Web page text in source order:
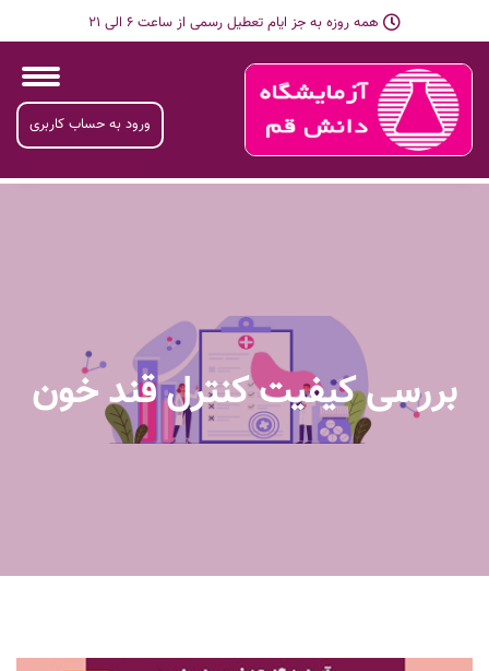
همه روزه به جز ایام تعطیل رسمی از ساعت 6 الی 21
ورود به حساب کاربری
بررسی کیفیت کنترل قند خون